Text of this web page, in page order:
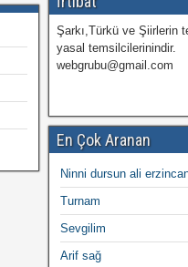
Şarkı,Türkü ve Şiirlerin
yasal temsilcilerinindir.
webgrubu@gmail.com
En Çok Aranan
Ninni dursun ali
Turnam
Sevgilim
Arif sağ